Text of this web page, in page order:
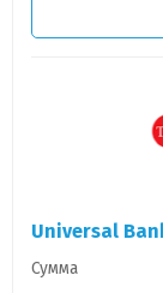
Universal
Сумма